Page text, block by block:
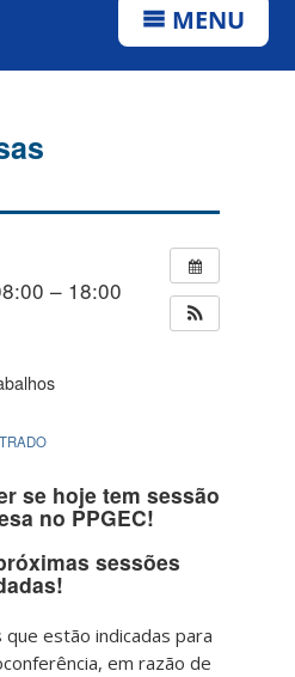
MENU
– 18:00
se hoje tem sessão
no PPGEC!
sessões
estão indicadas para
em razão de